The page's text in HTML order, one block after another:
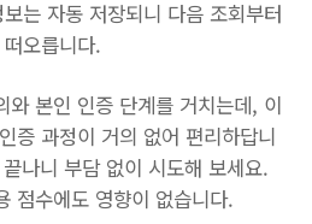
는 자동 저장되니 다음 조회부터
오릅니다.
와 본인 인증 단계를 거치는데, 이
증 과정이 거의 없어 편리하답니
나니 부담 없이 시도해 보세요.
점수에도 영향이 없습니다.